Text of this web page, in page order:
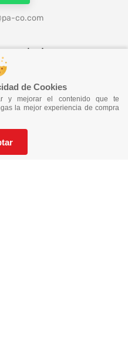
de Cookies
y mejorar el contenido que te
la mejor experiencia de compra
co.com
redes!
ofertas!
Catalogo